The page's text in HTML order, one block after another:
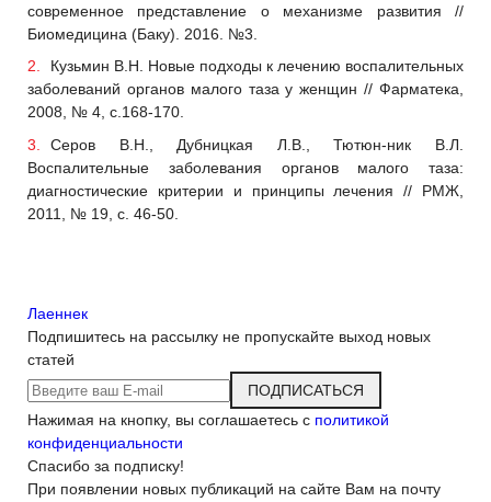
современное представление о механизме развития //
Биомедицина (Баку). 2016. №3.
Кузьмин В.Н. Новые подходы к лечению воспалительных
заболеваний органов малого таза у женщин // Фарматека,
2008, № 4, с.168-170.
Серов В.Н., Дубницкая Л.В., Тютюн-ник В.Л.
Воспалительные заболевания органов малого таза:
диагностические критерии и принципы лечения // РМЖ,
2011, № 19, с. 46-50.
Лаеннек
Подпишитесь на рассылку не пропускайте выход новых
статей
ПОДПИСАТЬСЯ
Нажимая на кнопку, вы соглашаетесь с политикой
конфиденциальности
Спасибо за подписку!
При появлении новых публикаций на сайте Вам на почту